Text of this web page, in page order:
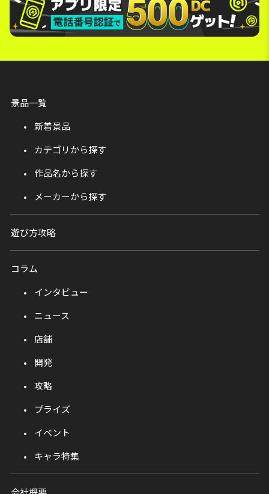
景品一覧
新着景品
カテゴリから探す
作品名から探す
メーカーから探す
遊び方攻略
コラム
インタビュー
ニュース
店舗
開発
攻略
プライズ
イベント
キャラ特集